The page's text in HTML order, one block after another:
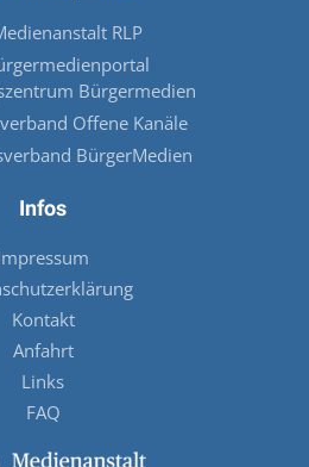
RLP
Bürgermedien
Offene Kanäle
BürgerMedien
Infos
Kontakt
Anfahrt
Links
FAQ